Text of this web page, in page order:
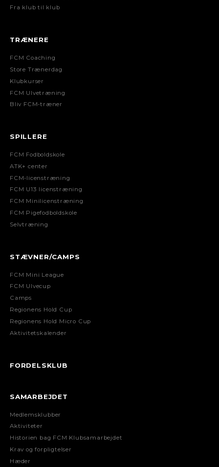
Fra klub til klub
TRÆNERE
FCM Coaching
Store Trænerdag
Klubkurser
FCM Ulvetræning
Bliv FCM-træner
SPILLERE
FCM Fodboldskole
ATK+ center
FCM-licenstræning
FCM U13 licenstræning
FCM Minilicenstræning
FCM Pigefodboldskole
Selvtræning
STÆVNER/CAMPS
FCM Mini League
FCM Ulvecup
Camps
Regionens Hold Cup
Regionens Hold Micro Cup
Aktivitetskalender
FORDELSKLUB
SAMARBEJDET
Medlemsklubber
Aktiviteter
Historien bag FCM Klubsamarbejdet
Krav og forpligtelser
Hæder